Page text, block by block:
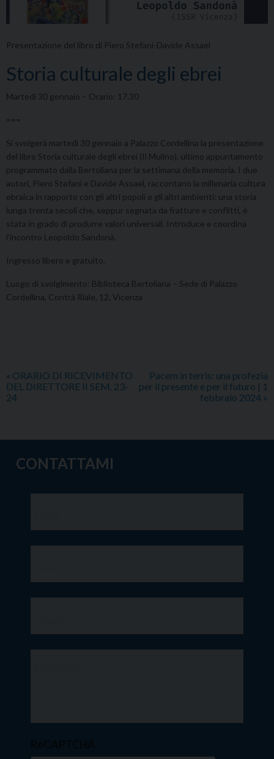
Presentazione del libro di Piero Stefani-Davide Assael
Storia culturale degli ebrei
Martedì 30 gennaio – Orario: 17.30
===
Si svolgerà martedì 30 gennaio a Palazzo Cordellina la presentazione
del libro Storia culturale degli ebrei (Il Mulino), ultimo appuntamento
programmato dalla Bertoliana per la settimana della memoria. I due
autori, Piero Stefani e Davide Assael, raccontano la millenaria cultura
ebraica in rapporto con gli altri popoli e gli altri ambienti: una storia
lunga trenta secoli che, seppur segnata da fratture e conflitti, è
stata in grado di produrre valori universali. Introduce e coordina
l’incontro Leopoldo Sandonà.
Ingresso libero e gratuito.
Luogo di svolgimento: Biblioteca Bertoliana – Sede di Palazzo
Cordellina, Contrà Riale, 12, Vicenza
« ORARIO DI RICEVIMENTO
DEL DIRETTORE II SEM. 23-
24
Pacem in terris: una profezia
per il presente e per il futuro | 1
febbraio 2024 »
CONTATTAMI